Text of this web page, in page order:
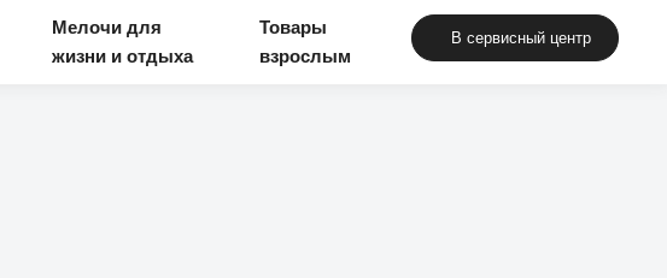
Мелочи для
жизни и отдыха
Товары
взрослым
В сервисный центр